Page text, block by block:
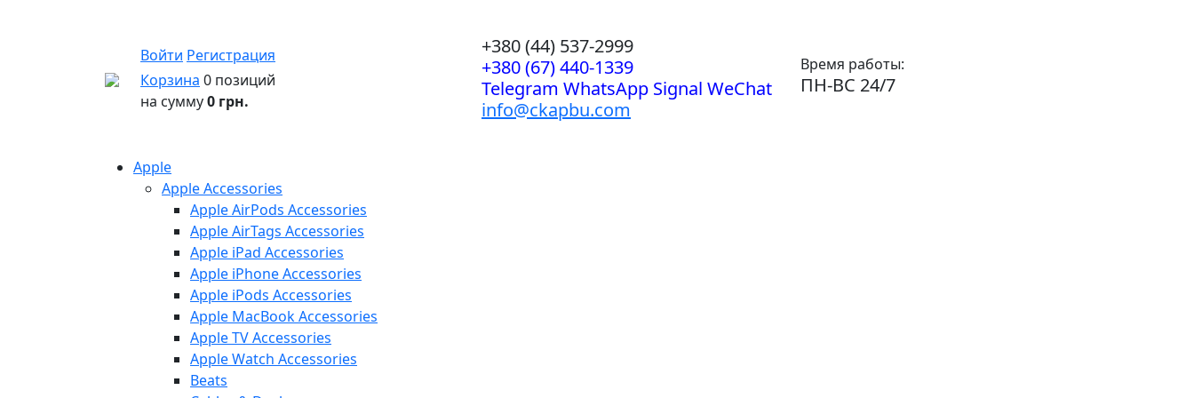
Войти Регистрация
Корзина 0 позиций
на сумму0 грн.
+380 (44) 537-2999
+380 (67) 440-1339
Telegram WhatsApp Signal WeChat
info@ckapbu.com
Время работы:
ПН-ВС 24/7
Apple
Apple Accessories
Apple AirPods Accessories
Apple AirTags Accessories
Apple iPad Accessories
Apple iPhone Accessories
Apple iPods Accessories
Apple MacBook Accessories
Apple TV Accessories
Apple Watch Accessories
Beats